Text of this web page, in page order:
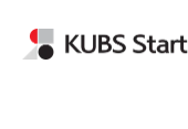
Apply to Station